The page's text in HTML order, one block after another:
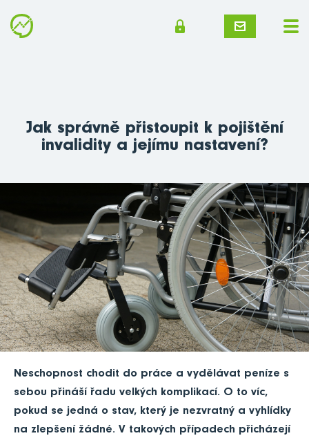
Jak správně přistoupit k pojištění
invalidity a jejímu nastavení?
Neschopnost chodit do práce a vydělávat peníze s
sebou přináší řadu velkých komplikací. O to víc,
pokud se jedná o stav, který je nezvratný a vyhlídky
na zlepšení žádné. V takových případech přicházejí